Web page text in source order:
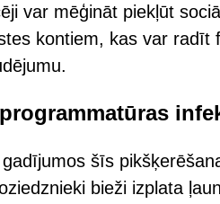
var mēģināt piekļūt
kontiem, kas var radīt
šīs
bieži izplata